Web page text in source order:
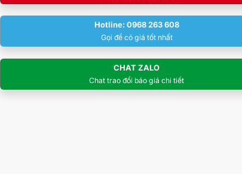
Hotline: 0968 263 608
Gọi để có giá tốt nhất
CHAT ZALO
Chat trao đổi báo giá chi tiết